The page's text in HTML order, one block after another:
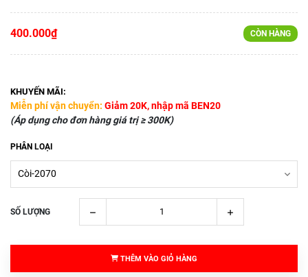
400.000₫ CÒN HÀNG
KHUYẾN MÃI:
Miễn phí vận chuyển: Giảm 20K, nhập mã BEN20
(Áp dụng cho đơn hàng giá trị ≥ 300K)
PHÂN LOẠI
SỐ LƯỢNG
THÊM VÀO GIỎ HÀNG